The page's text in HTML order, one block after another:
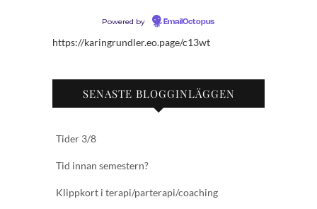
Powered by EmailOctopus
https://karingrundler.eo.page/c13wt
SENASTE BLOGGINLÄGGEN
Tider 3/8
Tid innan semestern?
Klippkort i terapi/parterapi/coaching